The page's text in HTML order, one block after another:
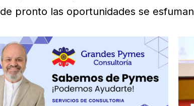
de pronto las oportunidades se